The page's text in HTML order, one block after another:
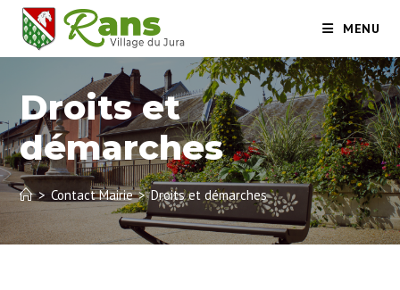
MENU
Droits et
démarches
> Contact Mairie > Droits et démarches